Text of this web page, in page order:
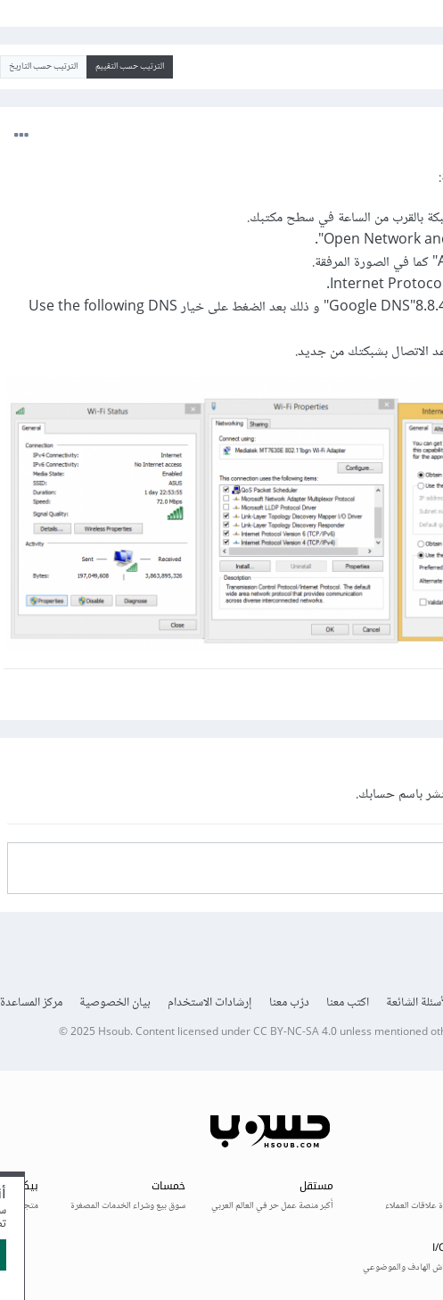
الترتيب حسب التقييم الترتيب حسب التاريخ
بالقرب من الساعة في سطح مكتبك.
ثم ادخل قيمة "Google DNS"8.8.4.4"8.8.8.8" و ذلك بعد الضغط على خيار Use the following DNS
باسم حسابك.
الشائعة اكتب معنا درّب معنا إرشادات الاستخدام بيان الخصوصية مركز المساعدة
© 2025 Hsoub.Content licensed underCC BY-NC-SA 4.0unless mentioned